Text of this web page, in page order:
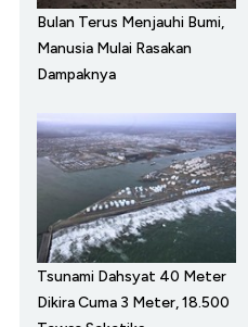
Bulan Terus Menjauhi Bumi,
Manusia Mulai Rasakan
Dampaknya
Tsunami Dahsyat 40 Meter
Dikira Cuma 3 Meter, 18.500